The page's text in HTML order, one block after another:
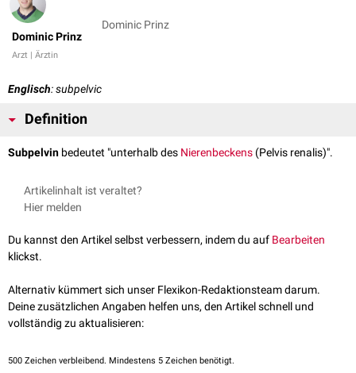
Dominic Prinz
Arzt | Ärztin
Dominic Prinz
Englisch: subpelvic
Definition
Subpelvin bedeutet "unterhalb des Nierenbeckens (Pelvis renalis)".
Artikelinhalt ist veraltet?
Hier melden
Du kannst den Artikel selbst verbessern, indem du auf Bearbeiten
klickst.
Alternativ kümmert sich unser Flexikon-Redaktionsteam darum.
Deine zusätzlichen Angaben helfen uns, den Artikel schnell und
vollständig zu aktualisieren:
500 Zeichen verbleibend. Mindestens 5 Zeichen benötigt.